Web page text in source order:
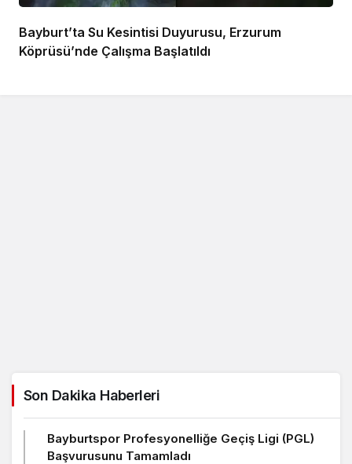
Bayburt’ta Su Kesintisi Duyurusu, Erzurum
Köprüsü’nde Çalışma Başlatıldı
Son Dakika Haberleri
Bayburtspor Profesyonelliğe Geçiş Ligi (PGL)
Başvurusunu Tamamladı